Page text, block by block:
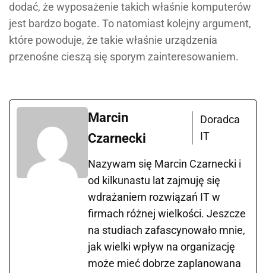
dodać, że wyposażenie takich właśnie komputerów
jest bardzo bogate. To natomiast kolejny argument,
które powoduje, że takie właśnie urządzenia
przenośne cieszą się sporym zainteresowaniem.
Marcin
Czarnecki
Doradca
IT
Nazywam się Marcin Czarnecki i
od kilkunastu lat zajmuję się
wdrażaniem rozwiązań IT w
firmach różnej wielkości. Jeszcze
na studiach zafascynowało mnie,
jak wielki wpływ na organizację
może mieć dobrze zaplanowana